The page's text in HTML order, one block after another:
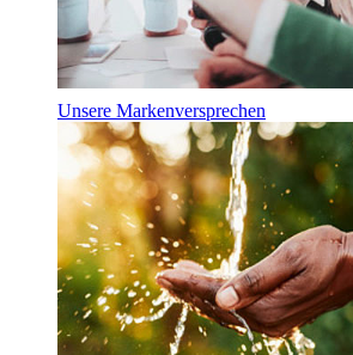
Unsere Markenversprechen